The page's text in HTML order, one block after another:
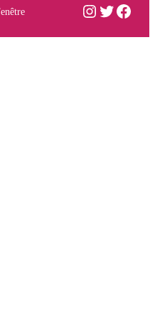
Instagram
Twitter